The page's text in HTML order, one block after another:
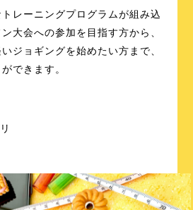
レーニングプログラムが組み込
大会への参加を目指す方から、
ジョギングを始めたい方まで、
できます。